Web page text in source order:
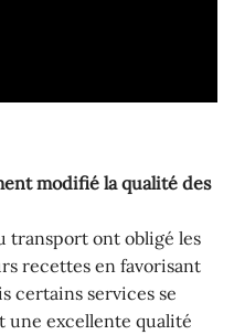
modifié la qualité des
transport ont obligé les
recettes en favorisant
certains services se
une excellente qualité